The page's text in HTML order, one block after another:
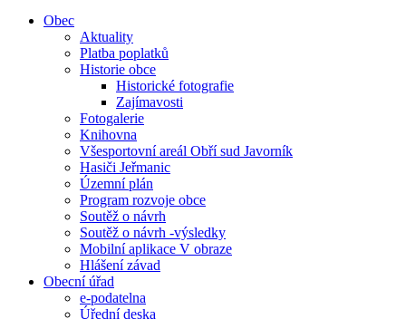
Obec
Aktuality
Platba poplatků
Historie obce
Historické fotografie
Zajímavosti
Fotogalerie
Knihovna
Všesportovní areál Obří sud Javorník
Hasiči Jeřmanic
Územní plán
Program rozvoje obce
Soutěž o návrh
Soutěž o návrh -výsledky
Mobilní aplikace V obraze
Hlášení závad
Obecní úřad
e-podatelna
Úřední deska